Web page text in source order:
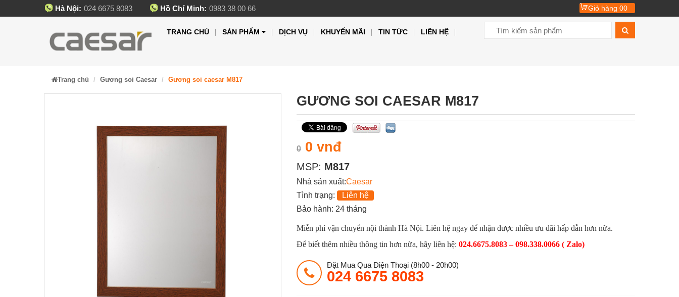
Hà Nội: 024 6675 8083 Hồ Chí Minh: 0983 38 00 66 Giỏ hàng 00
TRANG CHỦ SẢN PHẨM DỊCH VỤ KHUYẾN MÃI TIN TỨC LIÊN HỆ
Trang chủ Gương soi Caesar Gương soi caesar M817
GƯƠNG SOI CAESAR M817
0 0 vnđ
MSP: M817
Nhà sản xuất:Caesar
Tình trạng:
Liên hệ
Bảo hành: 24 tháng
Miễn phí vận chuyển nội thành Hà Nội. Liên hệ ngay để nhận được nhiều ưu đãi hấp dẫn hơn nữa.
Để biết thêm nhiều thông tin hơn nữa, hãy liên hệ: 024.6675.8083 – 098.338.0066 ( Zalo)
Đặt Mua Qua Điện Thoại (8h00 - 20h00)
024 6675 8083